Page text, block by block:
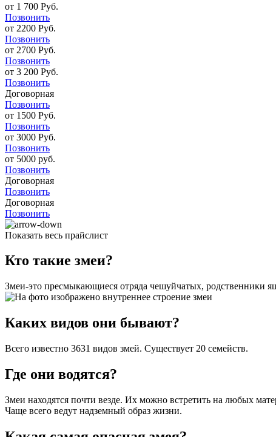
от 1 700 Руб.
Позвонить
от 2200 Руб.
Позвонить
от 2700 Руб.
Позвонить
от 3 200 Руб.
Позвонить
Договорная
Позвонить
от 1500 Руб.
Позвонить
от 3000 Руб.
Позвонить
от 5000 руб.
Позвонить
Договорная
Позвонить
Договорная
Позвонить
Показать весь прайслист
Кто такие змеи?
Змеи-это пресмыкающиеся отряда чешуйчатых, родственники
Каких видов они бывают?
Всего известно 3631 видов змей. Существует 20 семейств.
Где они водятся?
Змеи находятся почти везде. Их можно встретить на любых
Чаще всего ведут надземный образ жизни.